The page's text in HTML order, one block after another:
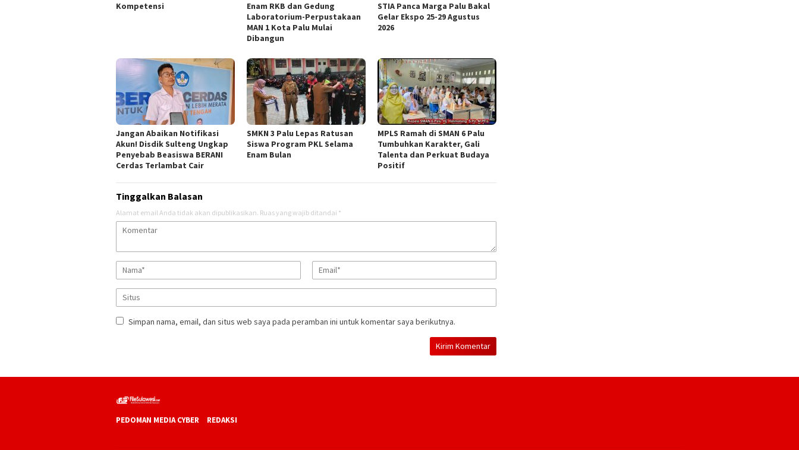
Kompetensi
Enam RKB dan Gedung
Laboratorium-Perpustakaan
MAN 1 Kota Palu Mulai
Dibangun
STIA Panca Marga Palu Bakal
Gelar Ekspo 25-29 Agustus
2026
Jangan Abaikan Notifikasi
Akun! Disdik Sulteng Ungkap
Penyebab Beasiswa BERANI
Cerdas Terlambat Cair
SMKN 3 Palu Lepas Ratusan
Siswa Program PKL Selama
Enam Bulan
MPLS Ramah di SMAN 6 Palu
Tumbuhkan Karakter, Gali
Talenta dan Perkuat Budaya
Positif
Tinggalkan Balasan
Alamat email Anda tidak akan dipublikasikan. Ruas yang wajib ditandai *
Simpan nama, email, dan situs web saya pada peramban ini untuk komentar saya berikutnya.
PEDOMAN MEDIA CYBER REDAKSI